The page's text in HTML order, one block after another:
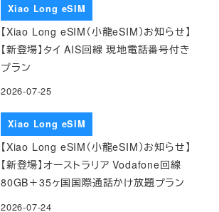
Xiao Long eSIM
【Xiao Long eSIM（小龍eSIM）お知らせ】
【新登場】タイ AIS回線 現地電話番号付き
プラン
2026-07-25
Xiao Long eSIM
【Xiao Long eSIM（小龍eSIM）お知らせ】
【新登場】オーストラリア Vodafone回線
80GB＋35ヶ国国際通話かけ放題プラン
2026-07-24